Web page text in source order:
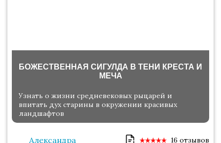
БОЖЕСТВЕННАЯ СИГУЛДА В ТЕНИ КРЕСТА И
МЕЧА
Узнать о жизни средневековых рыцарей и
впитать дух старины в окружении красивых
ландшафтов
Александра 16 отзывов